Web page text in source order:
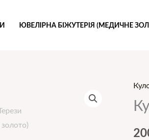
ЮВЕЛІРНА БІЖУТЕРІЯ (МЕДИЧНЕ